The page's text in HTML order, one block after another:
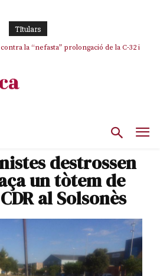
TItulars
la “nefasta” prolongació de la C-32 i
uneix l’esport i la cultura en un emotiu
destrossen
un tòtem de
al Solsonès